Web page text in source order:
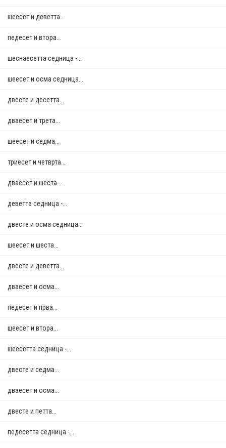
шеесет и деветта...
педесет и втора...
шеснаесетта седница -...
шеесет и осма седница...
двестe и десетта...
дваесет и трета...
шеесет и седма...
триесет и четврта...
дваесет и шеста...
деветта седница -...
двестe и осма седница...
шеесет и шеста...
двестe и деветта...
дваесет и осма...
педесет и прва...
шеесет и втора...
шеесетта седница -...
двестe и седма...
дваесет и осма...
двестe и петта...
педесетта седница -...